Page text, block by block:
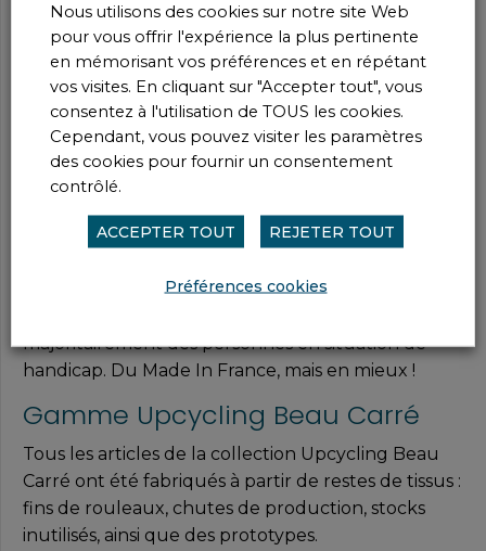
contribuons à sauver du textile.
Chaque année, d’importantes quantités de
vêtements sont jetées en France et chez Beau
Carré, nous transformons cette réalité en notre
matière première !
Notre collection 100% recyclée détourne
l’existant, offrant ainsi une fusion parfaite entre le
Made Inclusif
Tous nos produits sont réalisés dans notre atelier
majoritairement des personnes en situation de
handicap. Du Made In France, mais en mieux !
Gamme Upcycling Beau Carré
Tous les articles de la collection Upcycling Beau
Carré ont été fabriqués à partir de restes de tissus :
fins de rouleaux, chutes de production, stocks
inutilisés, ainsi que des prototypes.
Nous utilisons des cookies sur notre site Web
pour vous offrir l'expérience la plus pertinente
en mémorisant vos préférences et en répétant
vos visites. En cliquant sur "Accepter tout", vous
consentez à l'utilisation de TOUS les cookies.
Cependant, vous pouvez visiter les paramètres
des cookies pour fournir un consentement
contrôlé.
ACCEPTER TOUT REJETER TOUT
Préférences cookies